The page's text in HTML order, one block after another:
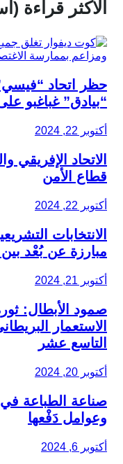
الأكثر قراءة
حظر اتحاد
“بيادق” غباغبو
أكتوبر 22, 2024
الاتحاد
قطاع الأمن
أكتوبر 22, 2024
الانتخابات
مبارزة عن بُعْد
أكتوبر 21, 2024
صمود الأبطال:
الاستعمار
التاسع عشر
أكتوبر 20, 2024
صناعة الطباعة
وعوامل دَفْعها
أكتوبر 6, 2024